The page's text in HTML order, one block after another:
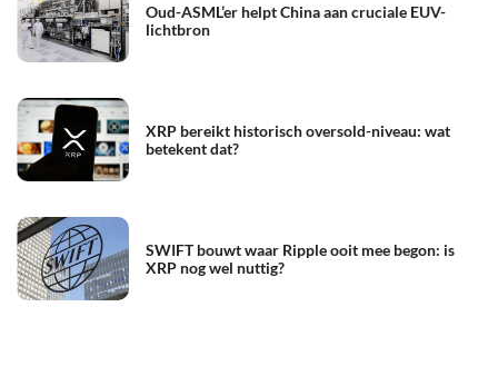
Oud-ASML’er helpt China aan cruciale EUV-
lichtbron
XRP bereikt historisch oversold-niveau: wat
betekent dat?
SWIFT bouwt waar Ripple ooit mee begon: is
XRP nog wel nuttig?